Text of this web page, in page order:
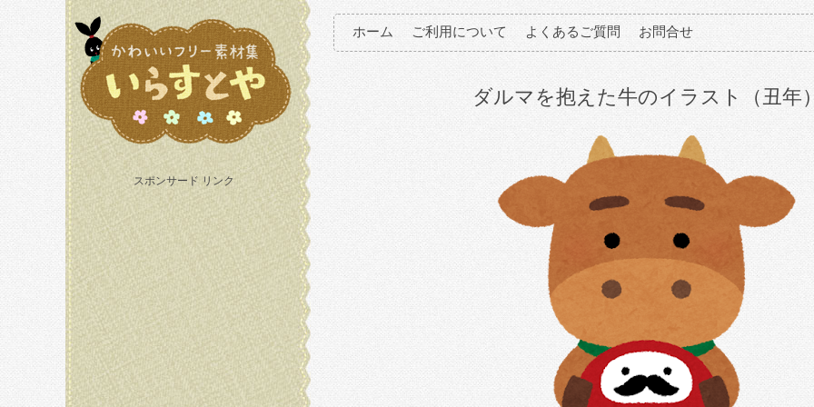
スポンサード リンク
ホーム ご利用について よくあるご質問 お問合せ
ダルマを抱えた牛のイラスト（丑年